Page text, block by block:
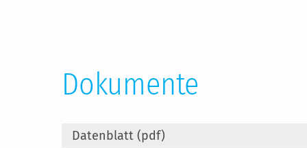
Dokumente
Datenblatt (pdf)